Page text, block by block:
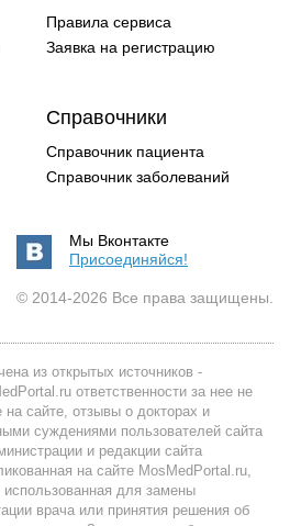
Правила сервиса
Заявка на регистрацию
Справочники
Справочник пациента
Справочник заболеваний
Мы Вконтакте
Присоединяйся!
© 2014-2026 Все права защищены.
из открытых источников -
ответственности за нее не
сайте, отзывы о докторах и
суждениями пользователей сайта
и редакции сайта
на сайте MosMedPortal.ru,
для замены
врача или принятия решения об